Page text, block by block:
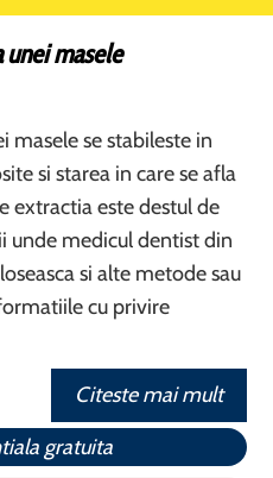
masele
masele se stabileste in
si starea in care se afla
extractia este destul de
unde medicul dentist din
si alte metode sau
cu privire
Citeste mai mult
gratuita